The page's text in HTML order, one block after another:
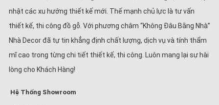
nhật các xu hướng thiết kế mới. Thế mạnh chủ lực là tư vấn
thiết kế, thi công đồ gỗ. Với phương châm “Không Đâu Bằng Nhà”
Nhà Decor đã tự tin khẳng định chất lượng, dịch vụ và tính thẩm
mĩ cao trong từng chi tiết thiết kế, thi công. Luôn mang lại sự hài
lòng cho Khách Hàng!
Hệ Thống Showroom